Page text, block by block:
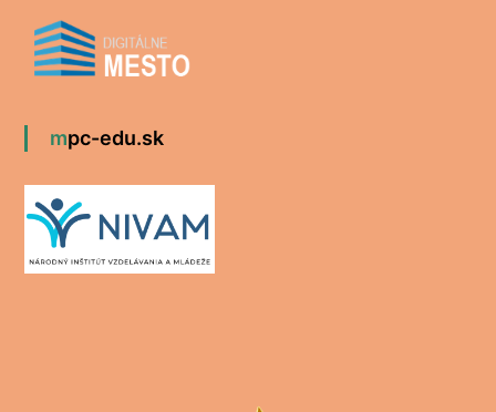
mpc-edu.sk